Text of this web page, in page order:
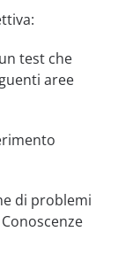
test che
aree
di problemi